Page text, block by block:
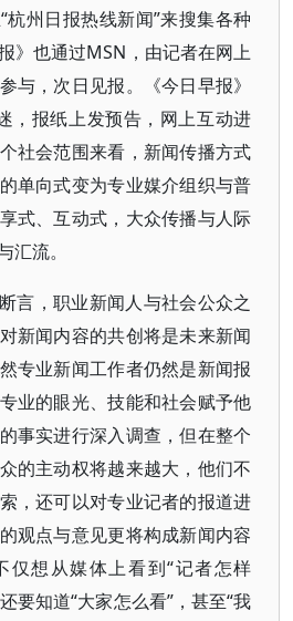
州日报热线新闻”来搜集各种
》也通过MSN，由记者在网上
与，次日见报。《今日早报》
，报纸上发预告，网上互动进
社会范围来看，新闻传播方式
单向式变为专业媒介组织与普
式、互动式，大众传播与人际
汇流。
言，职业新闻人与社会公众之
新闻内容的共创将是未来新闻
专业新闻工作者仍然是新闻报
业的眼光、技能和社会赋予他
事实进行深入调查，但在整个
的主动权将越来越大，他们不
，还可以对专业记者的报道进
观点与意见更将构成新闻内容
仅想从媒体上看到“记者怎样
要知道“大家怎么看”，甚至“我